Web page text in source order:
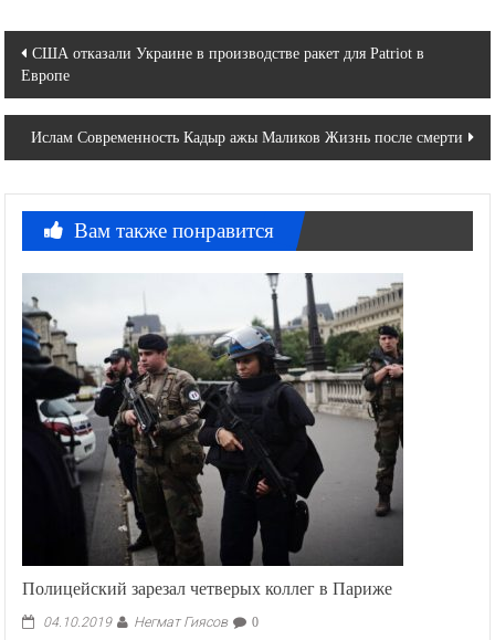
Навигация
по
записям
США отказали Украине в производстве ракет для Patriot в
Европе
Ислам Современность Кадыр ажы Маликов Жизнь после смерти
Вам также понравится
Полицейский зарезал четверых коллег в Париже
04.10.2019 Негмат Гиясов 0